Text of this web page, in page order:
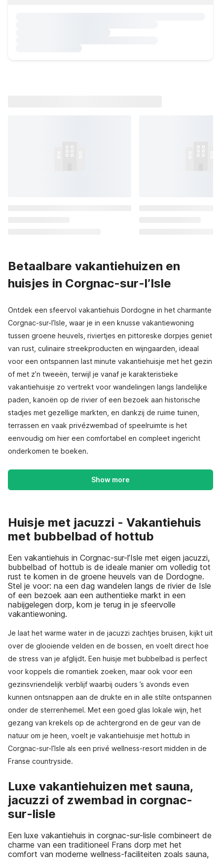
Betaalbare vakantiehuizen en
huisjes in Corgnac-sur-l’Isle
Ontdek een sfeervol vakantiehuis Dordogne in het charmante
Corgnac-sur-l’Isle, waar je in een knusse vakantiewoning
tussen groene heuvels, riviertjes en pittoreske dorpjes geniet
van rust, culinaire streekproducten en wijngaarden, ideaal
voor een ontspannen last minute vakantiehuisje met het gezin
of met z’n tweeën, terwijl je vanaf je karakteristieke
vakantiehuisje zo vertrekt voor wandelingen langs landelijke
paden, kanoën op de rivier of een bezoek aan historische
stadjes met gezellige markten, en dankzij de ruime tuinen,
terrassen en vaak privézwembad of speelruimte is het
eenvoudig om hier een comfortabel en compleet ingericht
onderkomen te boeken.
Show more
Huisje met jacuzzi - Vakantiehuis
met bubbelbad of hottub
Een vakantiehuis in Corgnac-sur-l’Isle met eigen jacuzzi,
bubbelbad of hottub is de ideale manier om volledig tot
rust te komen in de groene heuvels van de Dordogne.
Stel je voor: na een dag wandelen langs de rivier de Isle
of een bezoek aan een authentieke markt in een
nabijgelegen dorp, kom je terug in je sfeervolle
vakantiewoning.
Je laat het warme water in de jacuzzi zachtjes bruisen, kijkt uit
over de glooiende velden en de bossen, en voelt direct hoe
de stress van je afglijdt. Een huisje met bubbelbad is perfect
voor koppels die romantiek zoeken, maar ook voor een
gezinsvriendelijk verblijf waarbij ouders ’s avonds even
kunnen ontsnappen aan de drukte en in alle stilte ontspannen
onder de sterrenhemel. Met een goed glas lokale wijn, het
gezang van krekels op de achtergrond en de geur van de
natuur om je heen, voelt je vakantiehuisje met hottub in
Corgnac-sur-l’Isle als een privé wellness-resort midden in de
Franse countryside.
Luxe vakantiehuizen met sauna,
jacuzzi of zwembad in corgnac-
sur-lisle
Een luxe vakantiehuis in corgnac-sur-lisle combineert de
charme van een traditioneel Frans dorp met het
comfort van moderne wellness-faciliteiten zoals sauna,